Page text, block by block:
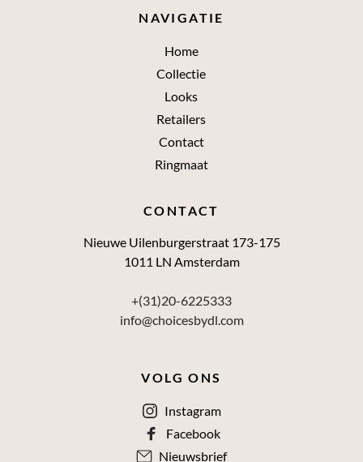
NAVIGATIE
Home
Collectie
Looks
Retailers
Contact
Ringmaat
CONTACT
Nieuwe Uilenburgerstraat 173-175
1011 LN Amsterdam
+(31)20-6225333
info@choicesbydl.com
VOLG ONS
Instagram
Facebook
Nieuwsbrief